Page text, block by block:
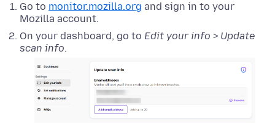
Go to monitor.mozilla.org and sign in to your
Mozilla account.
On your dashboard, go to Edit your info > Update
scan info.